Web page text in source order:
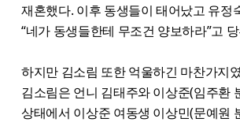
재혼했다. 이후 동생들이 태어났고 유정
“네가 동생들한테 무조건 양보하라”고
하지만 김소림 또한 억울하긴 마찬가지
김소림은 언니 김태주와 이상준(임주환
상태에서 이상준 여동생 이상민(문예원